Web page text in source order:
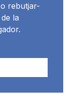
rebutjar-
la